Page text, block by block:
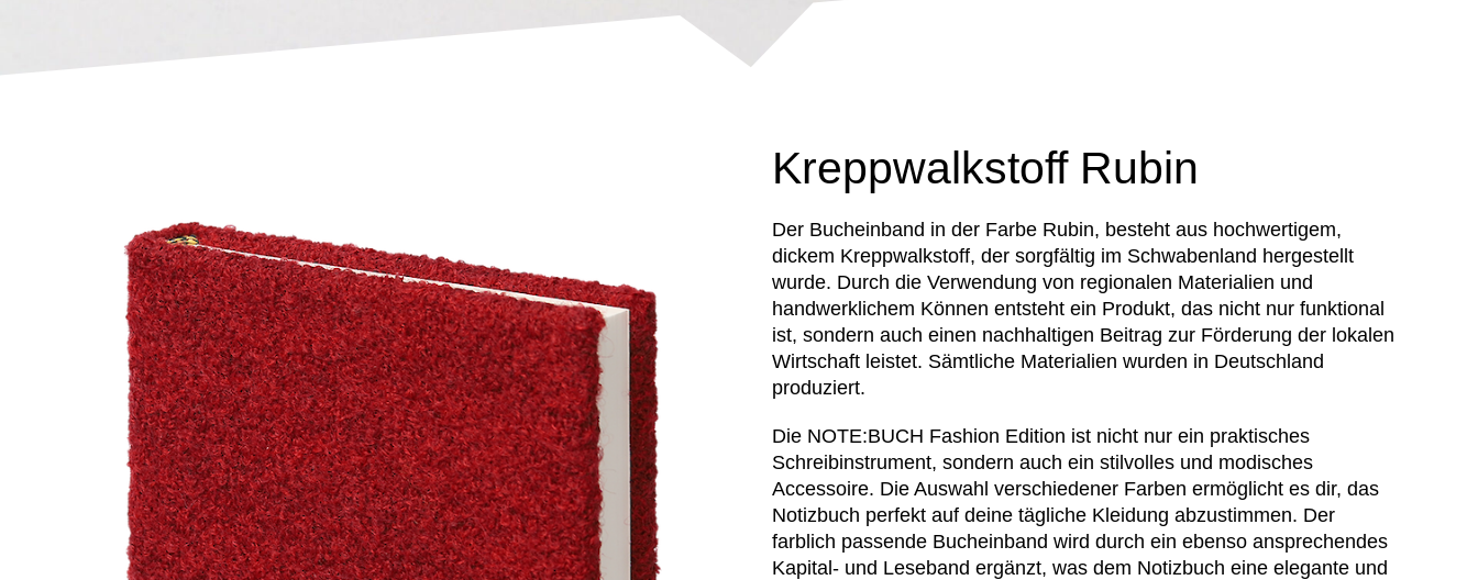
Kreppwalkstoff Rubin
Der Bucheinband in der Farbe Rubin, besteht aus hochwertigem,
dickem Kreppwalkstoff, der sorgfältig im Schwabenland hergestellt
wurde. Durch die Verwendung von regionalen Materialien und
handwerklichem Können entsteht ein Produkt, das nicht nur funktional
ist, sondern auch einen nachhaltigen Beitrag zur Förderung der lokalen
Wirtschaft leistet. Sämtliche Materialien wurden in Deutschland
produziert.
Die NOTE:BUCH Fashion Edition ist nicht nur ein praktisches
Schreibinstrument, sondern auch ein stilvolles und modisches
Accessoire. Die Auswahl verschiedener Farben ermöglicht es dir, das
Notizbuch perfekt auf deine tägliche Kleidung abzustimmen. Der
farblich passende Bucheinband wird durch ein ebenso ansprechendes
Kapital- und Leseband ergänzt, was dem Notizbuch eine elegante und